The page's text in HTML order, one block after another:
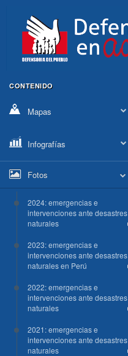
CONTENIDO
Mapas
Infografías
Fotos
2024: emergencias e
intervenciones ante desastres
naturales
2023: emergencias e
intervenciones ante desastres
naturales en Perú
2022: emergencias e
intervenciones ante desastres
naturales
2021: emergencias e
intervenciones ante desastres
naturales